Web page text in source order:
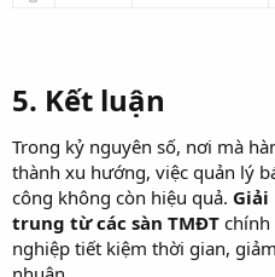
5. Kết luận​
Trong kỷ nguyên số, nơi mà
thành xu hướng, việc quản lý
công không còn hiệu quả.
trung từ các sàn TMĐT chính
nghiệp tiết kiệm thời gian,